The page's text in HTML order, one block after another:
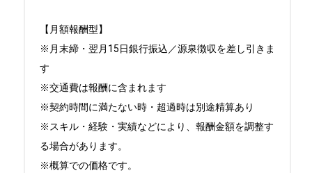
【月額報酬型】
※月末締・翌月15日銀行振込／源泉徴収を差し引きま
す
※交通費は報酬に含まれます
※契約時間に満たない時・超過時は別途精算あり
※スキル・経験・実績などにより、報酬金額を調整す
る場合があります。
※概算での価格です。